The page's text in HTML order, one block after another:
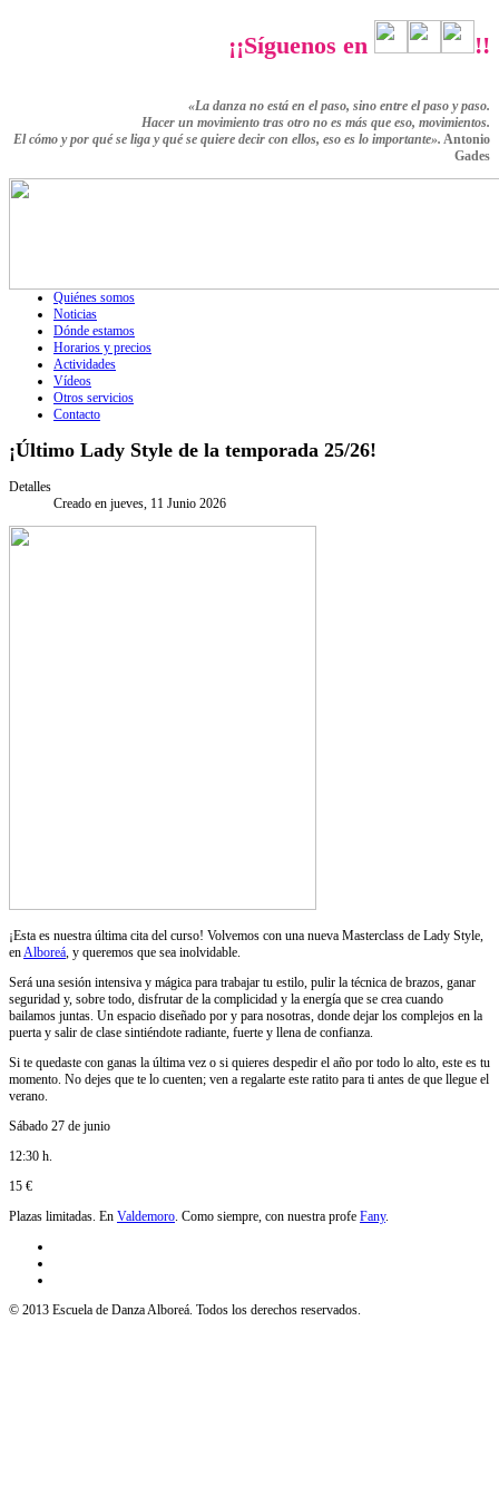
¡¡Síguenos en !!
«La danza no está en el paso, sino entre el paso y paso.
Hacer un movimiento tras otro no es más que eso, movimientos.
El cómo y por qué se liga y qué se quiere decir con ellos, eso es lo importante». Antonio
Gades
Quiénes somos
Noticias
Dónde estamos
Horarios y precios
Actividades
Vídeos
Otros servicios
Contacto
¡Último Lady Style de la temporada 25/26!
Detalles
Creado en jueves, 11 Junio 2026
¡Esta es nuestra última cita del curso! Volvemos con una nueva Masterclass de Lady Style,
enAlboreá, y queremos que sea inolvidable.
Será una sesión intensiva y mágica para trabajar tu estilo, pulir la técnica de brazos, ganar
seguridad y, sobre todo, disfrutar de la complicidad y la energía que se crea cuando
bailamos juntas. Un espacio diseñado por y para nosotras, donde dejar los complejos en la
puerta y salir de clase sintiéndote radiante, fuerte y llena de confianza.
Si te quedaste con ganas la última vez o si quieres despedir el año por todo lo alto, este es tu
momento. No dejes que te lo cuenten; ven a regalarte este ratito para ti antes de que llegue el
verano.
Sábado 27 de junio
12:30 h.
15 €
Plazas limitadas. En Valdemoro. Como siempre, con nuestra profe Fany.
© 2013 Escuela de Danza Alboreá. Todos los derechos reservados.